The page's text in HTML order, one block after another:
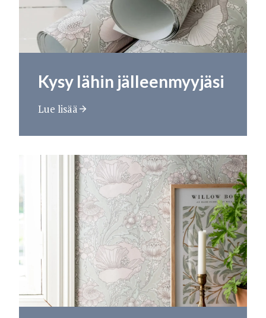
Kysy lähin jälleenmyyjäsi
Lue lisää